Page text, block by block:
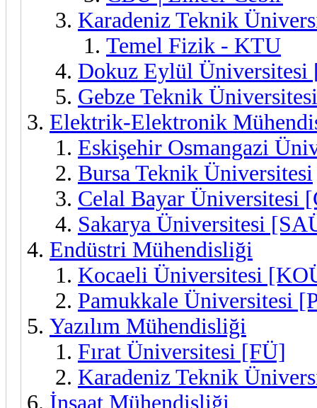
Karadeniz Teknik
Temel Fizik - KTU
Dokuz Eylül
Gebze Teknik
Elektrik-Elektronik
Eskişehir Osmangazi
Bursa Teknik Üniversitesi
Celal Bayar Üniversitesi
Sakarya Üniversitesi
Endüstri Mühendisliği
Kocaeli Üniversitesi
Pamukkale Üniversitesi
Yazılım Mühendisliği
Fırat Üniversitesi [FÜ]
Karadeniz Teknik
İnşaat Mühendisliği